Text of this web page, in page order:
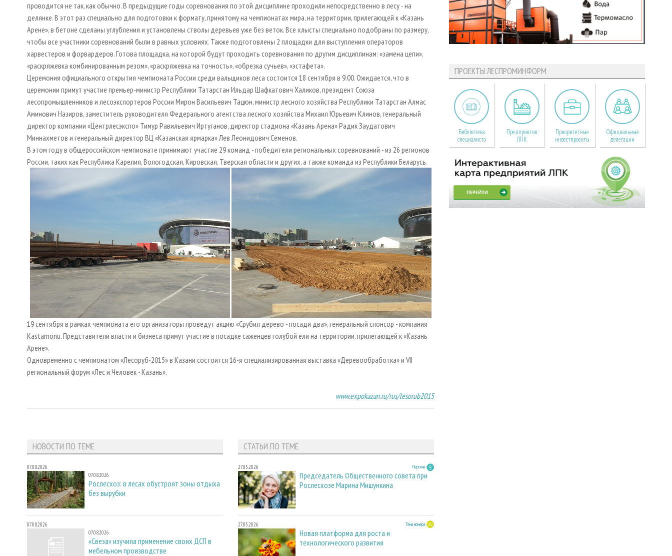
проводится не так, как обычно. В предыдущие годы соревнования по этой дисциплине проходили непосредственно в лесу - на
делянке. В этот раз специально для подготовки к формату, принятому на чемпионатах мира, на территории, прилегающей к «Казань
Арене», в бетоне сделаны углубления и установлены стволы деревьев уже без веток. Все хлысты специально подобраны по размеру,
чтобы все участники соревнований были в равных условиях. Также подготовлены 2 площадки для выступления операторов
харвестеров и форвардеров. Готова площадка, на которой будут проходить соревнования по другим дисциплинам: «замена цепи»,
«раскряжевка комбинированным резом», «раскряжевка на точность», «обрезка сучьев», «эстафета».
Церемония официального открытия чемпионата России среди вальщиков леса состоится 18 сентября в 9.00. Ожидается, что в
церемонии примут участие премьер-министр Республики Татарстан Ильдар Шафкатович Халиков, президент Союза
лесопромышленников и лесоэкспортеров России Мирон Васильевич Тацюн, министр лесного хозяйства Республики Татарстан Алмас
Аминович Назиров, заместитель руководителя Федерального агентства лесного хозяйства Михаил Юрьевич Клинов, генеральный
директор компании «Центрлесэкспо» Тимур Равильевич Иртуганов, директор стадиона «Казань Арена» Радик Заудатович
Миннахметов и генеральный директор ВЦ «Казанская ярмарка» Лев Леонидович Семенов.
В этом году в общероссийском чемпионате принимают участие 29 команд - победители региональных соревнований - из 26 регионов
России, таких как Республика Карелия, Вологодская, Кировская, Тверская области и других, а также команда из Республики Беларусь.
19 сентября в рамках чемпионата его организаторы проведут акцию «Срубил дерево - посади два», генеральный спонсор - компания
Kastamonu. Представители власти и бизнеса примут участие в посадке саженцев голубой ели на территории, прилегающей к «Казань
Арене».
Одновременно с чемпионатом «Лесоруб-2015» в Казани состоится 16-я специализированная выставка «Деревообработка» и VII
региональный форум «Лес и Человек - Казань».
www.expokazan.ru/rus/lesorub2015
НОВОСТИ ПО ТЕМЕ
07.08.2026
07.08.2026
Рослесхоз: в лесах обустроят зоны отдыха
без вырубки
07.08.2026
07.08.2026
«Свеза» изучила применение своих ДСП в
мебельном производстве
СТАТЬИ ПО ТЕМЕ
27.05.2026 Персона
Председатель Общественного совета при
Рослесхозе Марина Мишункина
27.05.2026 Тема номера
Новая платформа для роста и
технологического развития
ПРОЕКТЫ ЛЕСПРОМИНФОРМ
Библиотека
специалиста
Предприятия
ЛПК
Приоритетные
инвестпроекты
Официальные
делегации